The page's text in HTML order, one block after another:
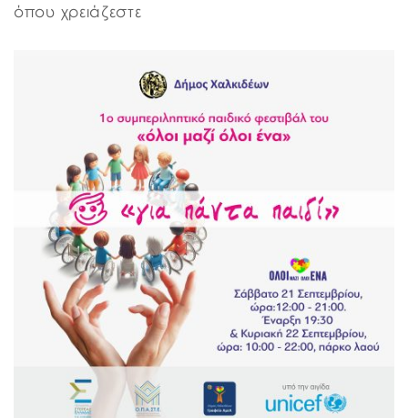
όπου χρειάζεστε